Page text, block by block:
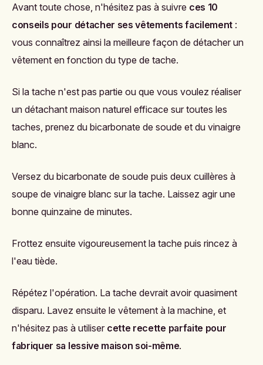
Avant toute chose, n'hésitez pas à suivre ces 10
conseils pour détacher ses vêtements facilement :
vous connaîtrez ainsi la meilleure façon de détacher un
vêtement en fonction du type de tache.
Si la tache n'est pas partie ou que vous voulez réaliser
un détachant maison naturel efficace sur toutes les
taches, prenez du bicarbonate de soude et du vinaigre
blanc.
Versez du bicarbonate de soude puis deux cuillères à
soupe de vinaigre blanc sur la tache. Laissez agir une
bonne quinzaine de minutes.
Frottez ensuite vigoureusement la tache puis rincez à
l'eau tiède.
Répétez l'opération. La tache devrait avoir quasiment
disparu. Lavez ensuite le vêtement à la machine, et
n'hésitez pas à utiliser cette recette parfaite pour
fabriquer sa lessive maison soi-même.